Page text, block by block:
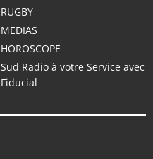
RUGBY
MEDIAS
HOROSCOPE
Sud Radio à votre Service avec
Fiducial